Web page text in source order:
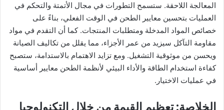
المعالجة اللاحقة. ستسمح التطورات في مجال الأتمتة والتحكم في
العمليات بتحسين معايير الطحن في الوقت الفعلي، بناءً على
خصائص المواد المدخلة ومتطلبات المنتجات. كما أن التقدم في مواد
مقاومة التآكل سيزيد من عمر الأجزاء، مما يقلل من تكاليف الصيانة
ويحسن من موثوقية التشغيل. ومع تزايد الاهتمام بالاستدامة، ستصبح
كفاءة استخدام الطاقة والأداء البيئي لأنظمة الطحن معايير أساسية
في عمليات الاختيار.